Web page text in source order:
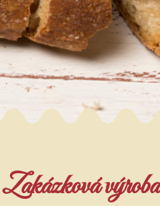
Zakázková výroba